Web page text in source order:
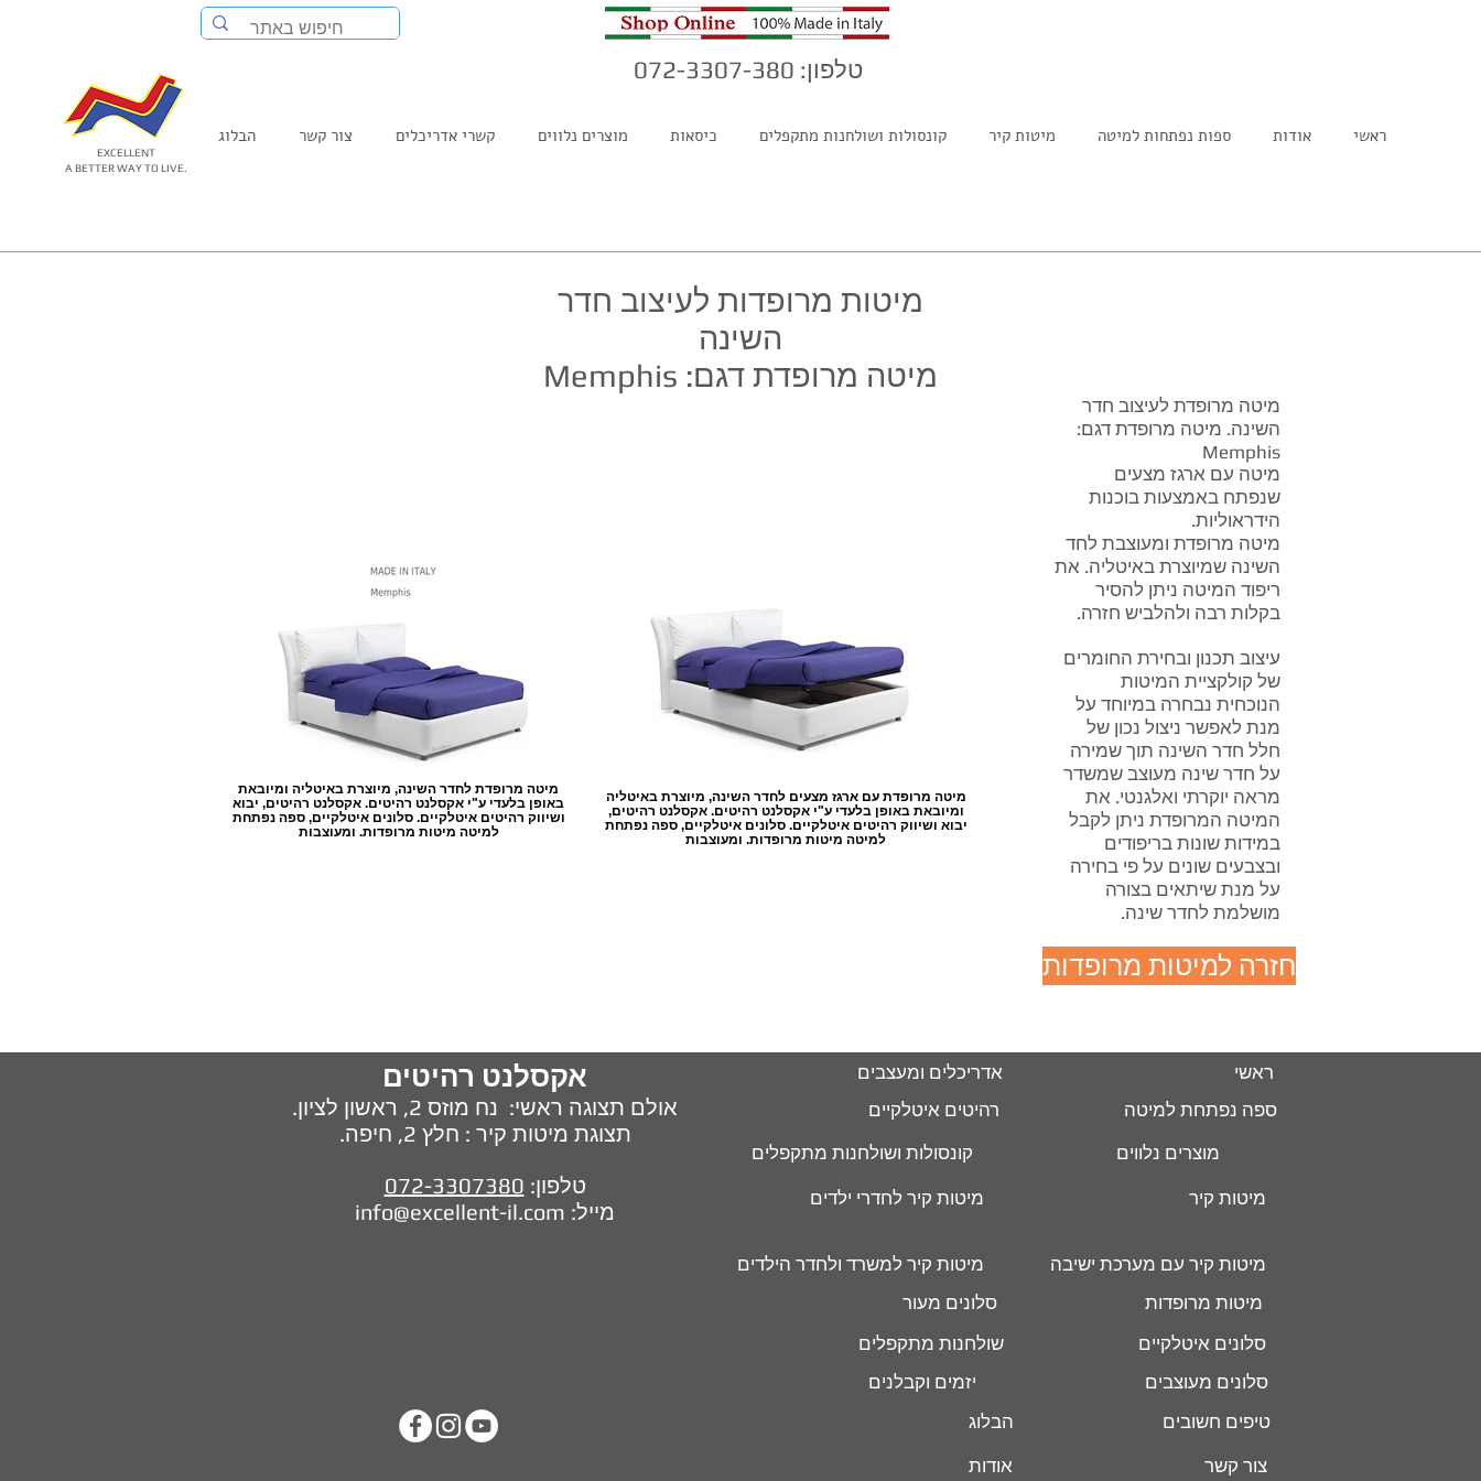
EXCELLENT
A BETTER WAY TO LIVE.
טלפון: 072-3307-380
הבלוג צור קשר קשרי אדריכלים מוצרים נלווים כיסאות קונסולות ושולחנות מתקפלים מיטות קיר ספות נפתחות למיטה אודות ראשי
מיטות מרופדות לעיצוב חדר
השינה
מיטה מרופדת דגם: Memphis
מיטה מרופדת לחדר השינה, מיוצרת באיטליה ומיובאת
באופן בלעדי ע"י אקסלנט רהיטים. אקסלנט רהיטים, יבוא
ושיווק רהיטים איטלקיים. סלונים איטלקיים, ספה נפתחת
למיטה מיטות מרופדות. ומעוצבות
מיטה מרופדת עם ארגז מצעים לחדר השינה, מיוצרת באיטליה
ומיובאת באופן בלעדי ע"י אקסלנט רהיטים. אקסלנט רהיטים,
יבוא ושיווק רהיטים איטלקיים. סלונים איטלקיים, ספה נפתחת
למיטה מיטות מרופדות. ומעוצבות
מיטה מרופדת לעיצוב חדר
השינה. מיטה מרופדת דגם:
Memphis
מיטה עם ארגז מצעים
שנפתח באמצעות בוכנות
הידראוליות.
מיטה מרופדת ומעוצבת לחד
השינה שמיוצרת באיטליה. את
ריפוד המיטה ניתן להסיר
בקלות רבה ולהלביש חזרה.
עיצוב תכנון ובחירת החומרים
של קולקציית המיטות
הנוכחית נבחרה במיוחד על
מנת לאפשר ניצול נכון של
חלל חדר השינה תוך שמירה
על חדר שינה מעוצב שמשדר
מראה יוקרתי ואלגנטי. את
המיטה המרופדת ניתן לקבל
במידות שונות בריפודים
ובצבעים שונים על פי בחירה
על מנת שיתאים בצורה
מושלמת לחדר שינה.
חזרה למיטות מרופדות
אקסלנט רהיטים
אולם תצוגה ראשי: נח מוזס 2,
ראשון לציון.
תצוגת מיטות קיר : חלץ 2, חיפה.
טלפון: 072-3307380
מייל: info@excellent-il.com
אדריכלים ומעצבים
ראשי
רהיטים איטלקיים
ספה נפתחת למיטה
קונסולות ושולחנות מתקפלים
מוצרים נלווים
מיטות קיר לחדרי ילדים מיטות קיר
מיטות קיר למשרד ולחדר הילדים
מיטות קיר עם מערכת ישיבה
סלונים מעור
מיטות מרופדות
שולחנות מתקפלים
יזמים וקבלנים
הבלוג
אודות
סלונים איטלקיים
סלונים מעוצבים
טיפים חשובים
צור קשר